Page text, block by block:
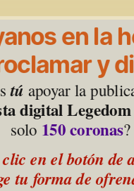
en la
y
tú apoyar la
digital Legedom
solo 150 coronas?
clic en el botón de
tu forma de